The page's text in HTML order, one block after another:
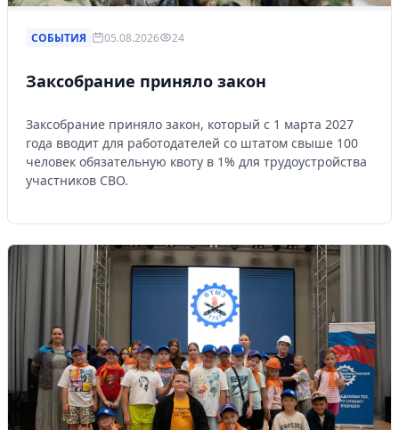
СОБЫТИЯ 05.08.2026 24
Заксобрание приняло закон
Заксобрание приняло закон, который с 1 марта 2027
года вводит для работодателей со штатом свыше 100
человек обязательную квоту в 1% для трудоустройства
участников СВО.